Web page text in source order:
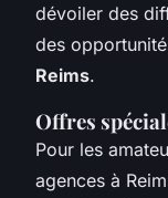
dévoiler des
des
Reims.
Offres
Pour les
agences à